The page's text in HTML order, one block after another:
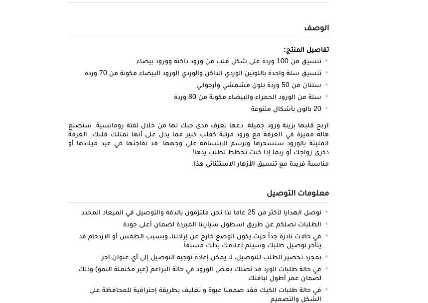
الوصف
تفاصيل المنتج:
تنسيق من 100 وردة على شكل قلب من ورود داكنة وورود بيضاء
تنسيق سلة واحدة باللونين الوردي الداكن والوردي الورود البيضاء مكونة من 70 وردة
سلتان من 50 وردة بلون مشمشي وأرجواني
سلة من الورود الحمراء والبيضاء مكونة من 80 وردة
20 بالون بأشكال متنوعة
اربح قلبها بزينة ورود جميلة. دعها تعرف مدى حبك لها من خلال لفتة رومانسية. سنصنع
هالة مميزة في الغرفة مع ورود مرتبة كقلب كبير مما يدل على أنها تمتلك قلبك. الغرفة
المليئة بالورود ستسحرها وترسم الابتسامة على وجهها. قد تفاجئها في عيد ميلادها أو
ذكرى زواجك أو ربما إذا كنت تخطط لطلب يدها!
مناسبة فريدة مع تنسيق الأزهار الاستثنائي هذا.
معلومات التوصيل
نوصل الهدايا لأكثر من 25 عاما لذا نحن ملتزمون بالدقة والتوصيل في الميعاد المحدد
الطلبات تصلكم عن طريق اسطول سيارتنا المبردة لضمان أعلى جودة
في حالات نادرة جداً حيث يكون الوضع خارج عن إرادتنا، وبسبب الطقس أو الازدحام قد
يتأخر توصيل طلبك وسيتم إعلامك بذلك مسبقاً.
بمجرد تحضير الطلب للتوصيل، لا يمكن إعادة توجيه التوصيل إلى أي عنوان آخر
في حالة طلبات الورد قد تصلك بعض الورود في حالة البراعم (غير مكتملة النمو) وذلك
لضمان عمر أطول لباقتك
في حالة طلبات الكيك فقد صممنا عبوة و تغليف بطريقة إحترافية للمحافظة على
الشكل والتصميم